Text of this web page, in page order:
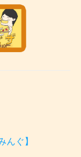
ぐ】